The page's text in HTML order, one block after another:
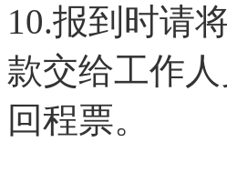
10.报到时请
款交给工作
回程票。